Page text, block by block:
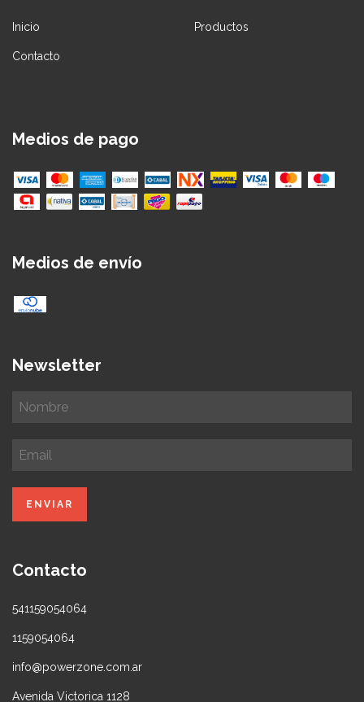
Inicio Productos
Contacto
Medios de pago
Medios de envío
Newsletter
Contacto
541159054064
1159054064
info@powerzone.com.ar
Avenida Victorica 1128